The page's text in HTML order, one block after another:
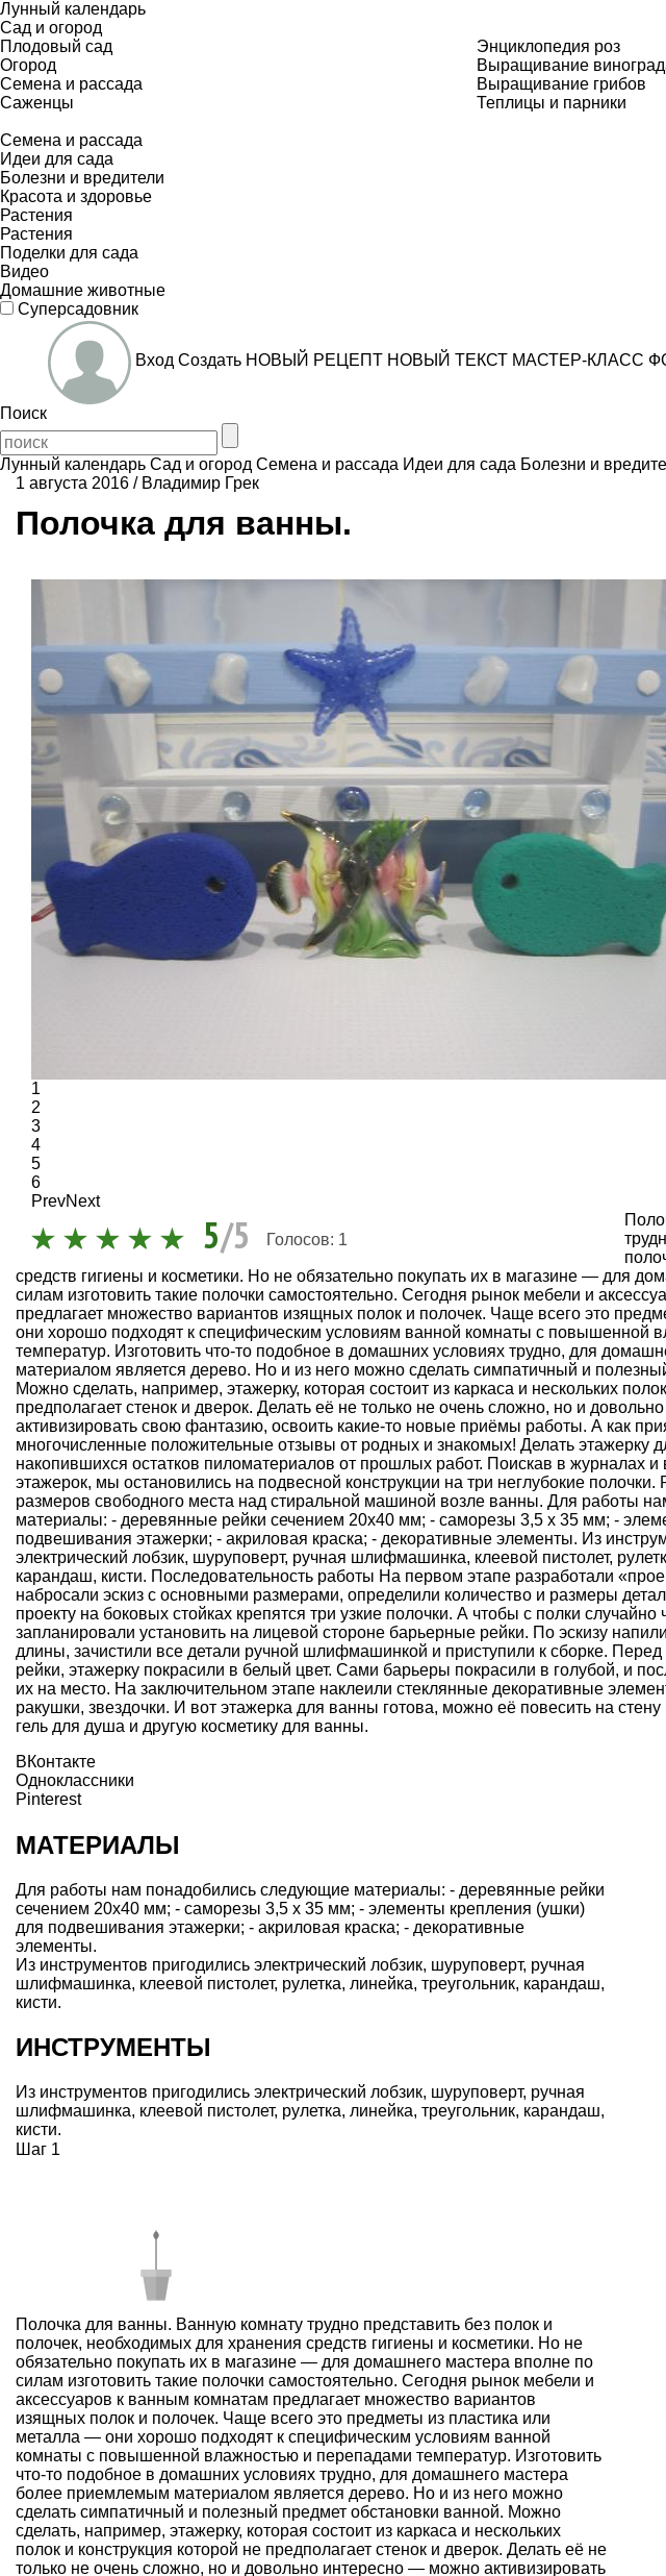
Лунный календарь
Сад и огород
Плодовый сад
Огород
Семена и рассада
Саженцы
Энциклопедия роз
Выращивание
Выращивание грибов
Теплицы и парники
Семена и рассада
Идеи для сада
Болезни и вредители
Красота и здоровье
Растения
Растения
Поделки для сада
Видео
Домашние животные
Суперсадовник
Вход Создать НОВЫЙ РЕЦЕПТ НОВЫЙ ТЕКСТ МАСТЕР-КЛАСС
Поиск
Лунный календарь Сад и огород Семена и рассада Идеи для сада Болезни и
1 августа 2016 / Владимир Грек
Полочка для ванны.
1
2
3
4
5
6
PrevNext
5/5 Голосов: 1
средств гигиены и косметики. Но не обязательно покупать их в магазине — для
силам изготовить такие полочки самостоятельно. Сегодня рынок мебели и
предлагает множество вариантов изящных полок и полочек. Чаще всего это
они хорошо подходят к специфическим условиям ванной комнаты с повышенной
температур. Изготовить что-то подобное в домашних условиях трудно, для
материалом является дерево. Но и из него можно сделать симпатичный и
Можно сделать, например, этажерку, которая состоит из каркаса и нескольких
предполагает стенок и дверок. Делать её не только не очень сложно, но и
активизировать свою фантазию, освоить какие-то новые приёмы работы. А как
многочисленные положительные отзывы от родных и знакомых! Делать этажерку
накопившихся остатков пиломатериалов от прошлых работ. Поискав в журналах и
этажерок, мы остановились на подвесной конструкции на три неглубокие
размеров свободного места над стиральной машиной возле ванны. Для работы
материалы: - деревянные рейки сечением 20х40 мм; - саморезы 3,5 х 35 мм; -
подвешивания этажерки; - акриловая краска; - декоративные элементы. Из
электрический лобзик, шуруповерт, ручная шлифмашинка, клеевой пистолет,
карандаш, кисти. Последовательность работы На первом этапе разработали
набросали эскиз с основными размерами, определили количество и размеры
проекту на боковых стойках крепятся три узкие полочки. А чтобы с полки
запланировали установить на лицевой стороне барьерные рейки. По эскизу
длины, зачистили все детали ручной шлифмашинкой и приступили к сборке. Перед
рейки, этажерку покрасили в белый цвет. Сами барьеры покрасили в голубой, и
их на место. На заключительном этапе наклеили стеклянные декоративные
ракушки, звездочки. И вот этажерка для ванны готова, можно её повесить на
гель для душа и другую косметику для ванны.
ВКонтакте
Одноклассники
Pinterest
МАТЕРИАЛЫ
Для работы нам понадобились следующие материалы: - деревянные рейки
сечением 20х40 мм; - саморезы 3,5 х 35 мм; - элементы крепления (ушки)
для подвешивания этажерки; - акриловая краска; - декоративные
элементы.
Из инструментов пригодились электрический лобзик, шуруповерт, ручная
шлифмашинка, клеевой пистолет, рулетка, линейка, треугольник, карандаш,
кисти.
ИНСТРУМЕНТЫ
Из инструментов пригодились электрический лобзик, шуруповерт, ручная
шлифмашинка, клеевой пистолет, рулетка, линейка, треугольник, карандаш,
кисти.
Шаг 1
Полочка для ванны. Ванную комнату трудно представить без полок и
полочек, необходимых для хранения средств гигиены и косметики. Но не
обязательно покупать их в магазине — для домашнего мастера вполне по
силам изготовить такие полочки самостоятельно. Сегодня рынок мебели и
аксессуаров к ванным комнатам предлагает множество вариантов
изящных полок и полочек. Чаще всего это предметы из пластика или
металла — они хорошо подходят к специфическим условиям ванной
комнаты с повышенной влажностью и перепадами температур. Изготовить
что-то подобное в домашних условиях трудно, для домашнего мастера
более приемлемым материалом является дерево. Но и из него можно
сделать симпатичный и полезный предмет обстановки ванной. Можно
сделать, например, этажерку, которая состоит из каркаса и нескольких
полок и конструкция которой не предполагает стенок и дверок. Делать её не
только не очень сложно, но и довольно интересно — можно активизировать